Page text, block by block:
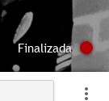
Finalizada